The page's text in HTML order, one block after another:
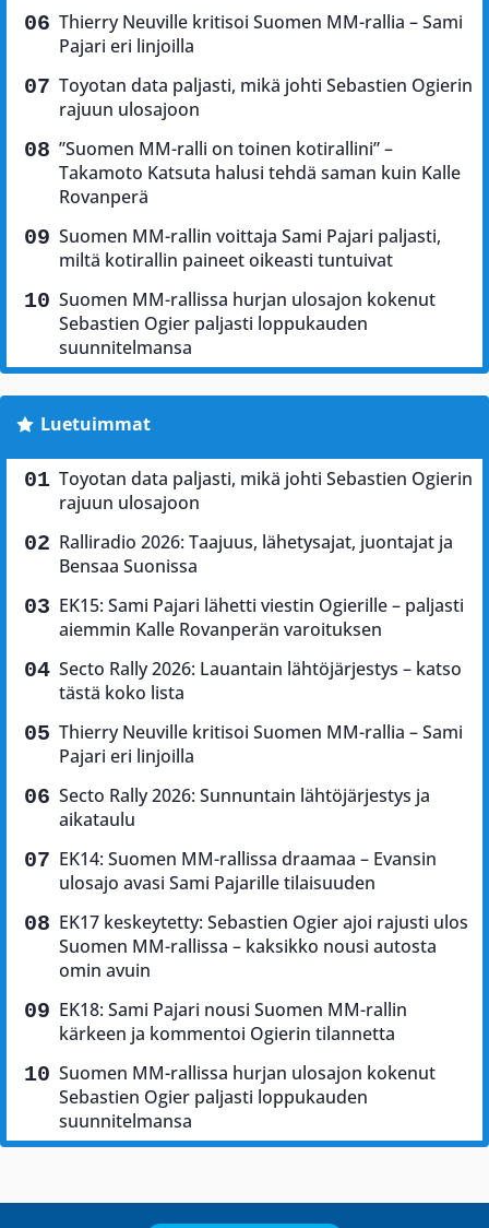
Thierry Neuville kritisoi Suomen MM-rallia – Sami
Pajari eri linjoilla
Toyotan data paljasti, mikä johti Sebastien Ogierin
rajuun ulosajoon
”Suomen MM-ralli on toinen kotirallini” –
Takamoto Katsuta halusi tehdä saman kuin Kalle
Rovanperä
Suomen MM-rallin voittaja Sami Pajari paljasti,
miltä kotirallin paineet oikeasti tuntuivat
Suomen MM-rallissa hurjan ulosajon kokenut
Sebastien Ogier paljasti loppukauden
suunnitelmansa
Luetuimmat
Toyotan data paljasti, mikä johti Sebastien Ogierin
rajuun ulosajoon
Ralliradio 2026: Taajuus, lähetysajat, juontajat ja
Bensaa Suonissa
EK15: Sami Pajari lähetti viestin Ogierille – paljasti
aiemmin Kalle Rovanperän varoituksen
Secto Rally 2026: Lauantain lähtöjärjestys – katso
tästä koko lista
Thierry Neuville kritisoi Suomen MM-rallia – Sami
Pajari eri linjoilla
Secto Rally 2026: Sunnuntain lähtöjärjestys ja
aikataulu
EK14: Suomen MM-rallissa draamaa – Evansin
ulosajo avasi Sami Pajarille tilaisuuden
EK17 keskeytetty: Sebastien Ogier ajoi rajusti ulos
Suomen MM-rallissa – kaksikko nousi autosta
omin avuin
EK18: Sami Pajari nousi Suomen MM-rallin
kärkeen ja kommentoi Ogierin tilannetta
Suomen MM-rallissa hurjan ulosajon kokenut
Sebastien Ogier paljasti loppukauden
suunnitelmansa